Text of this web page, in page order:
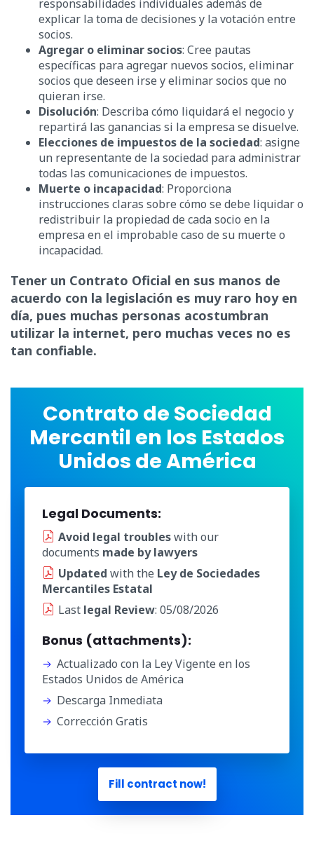
responsabilidades individuales además de
explicar la toma de decisiones y la votación entre
socios.
Agregar o eliminar socios: Cree pautas
específicas para agregar nuevos socios, eliminar
socios que deseen irse y eliminar socios que no
quieran irse.
Disolución: Describa cómo liquidará el negocio y
repartirá las ganancias si la empresa se disuelve.
Elecciones de impuestos de la sociedad: asigne
un representante de la sociedad para administrar
todas las comunicaciones de impuestos.
Muerte o incapacidad: Proporciona
instrucciones claras sobre cómo se debe liquidar o
redistribuir la propiedad de cada socio en la
empresa en el improbable caso de su muerte o
incapacidad.
Tener un Contrato Oficial en sus manos de
acuerdo con la legislación es muy raro hoy en
día, pues muchas personas acostumbran
utilizar la internet, pero muchas veces no es
tan confiable.
Contrato de Sociedad
Mercantil en los Estados
Unidos de América
Legal Documents:
Avoid legal troubleswith our
documents made by lawyers
Updated with the Ley de Sociedades
Mercantiles Estatal
Last legal Review: 05/08/2026
Bonus (attachments):
Actualizado con la Ley Vigente en los
Estados Unidos de América
Descarga Inmediata
Corrección Gratis
Fill contract now!